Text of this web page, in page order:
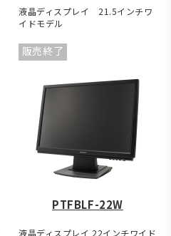
液晶ディスプレイ 21.5インチワ
イドモデル
販売終了
PTFBLF-22W
液晶ディスプレイ 22インチワイド